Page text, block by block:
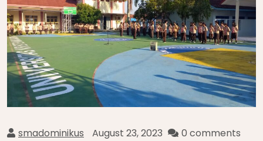
smadominikus August 23, 2023 0 comments